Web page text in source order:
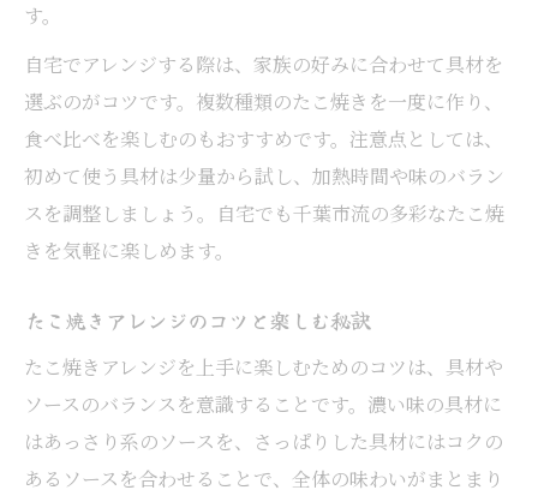
す。
自宅でアレンジする際は、家族の好みに合わせて具材を
選ぶのがコツです。複数種類のたこ焼きを一度に作り、
食べ比べを楽しむのもおすすめです。注意点としては、
初めて使う具材は少量から試し、加熱時間や味のバラン
スを調整しましょう。自宅でも千葉市流の多彩なたこ焼
きを気軽に楽しめます。
たこ焼きアレンジのコツと楽しむ秘訣
たこ焼きアレンジを上手に楽しむためのコツは、具材や
ソースのバランスを意識することです。濃い味の具材に
はあっさり系のソースを、さっぱりした具材にはコクの
あるソースを合わせることで、全体の味わいがまとまり